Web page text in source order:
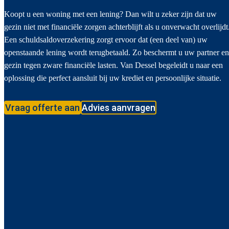
Koopt u een woning met een lening? Dan wilt u zeker zijn dat uw
gezin niet met financiële zorgen achterblijft als u onverwacht
Een schuldsaldoverzekering zorgt ervoor dat (een deel van) uw
openstaande lening wordt terugbetaald. Zo beschermt u uw partner en
gezin tegen zware financiële lasten. Van Dessel begeleidt u naar een
oplossing die perfect aansluit bij uw krediet en persoonlijke situatie.
Vraag offerte aan Advies aanvragen